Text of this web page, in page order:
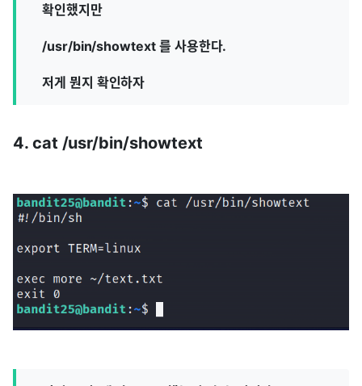
확인했지만
/usr/bin/showtext 를 사용한다.
저게 뭔지 확인하자
4. cat /usr/bin/showtext